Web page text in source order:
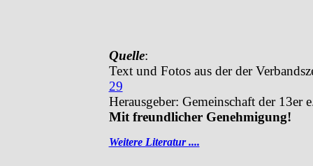
Quelle:
Text und Fotos aus der der
29
Herausgeber: Gemeinschaft der 13er
Mit freundlicher Genehmigung!
Weitere Literatur ....